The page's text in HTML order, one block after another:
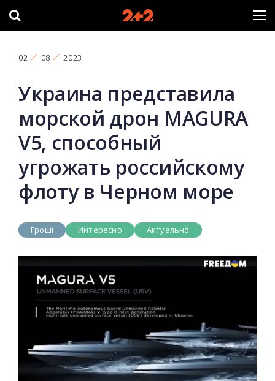
02 08 2023
Украина представила
морской дрон MAGURA
V5, способный
угрожать российскому
флоту в Черном море
Гроші Интересно Актуально